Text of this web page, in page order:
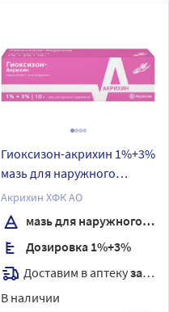
Гиоксизон-акрихин 1%+3%
мазь для наружного
применения 10 гр
Акрихин ХФК АО
мазь для наружного применения
Дозировка 1%+3%
Доставим в аптекузавтра
В наличии